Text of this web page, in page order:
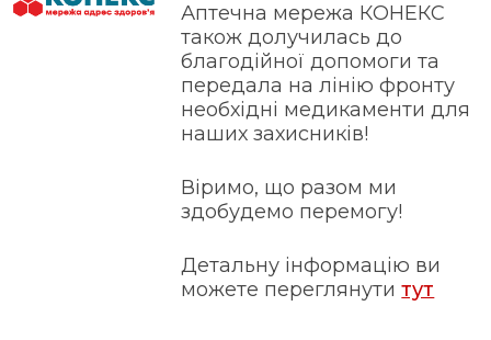
Аптечна мережа КОНЕКС
також долучилась до
благодійної допомоги та
передала на лінію фронту
необхідні медикаменти для
наших захисників!
Віримо, що разом ми
здобудемо перемогу!
Детальну інформацію ви
можете переглянутитут